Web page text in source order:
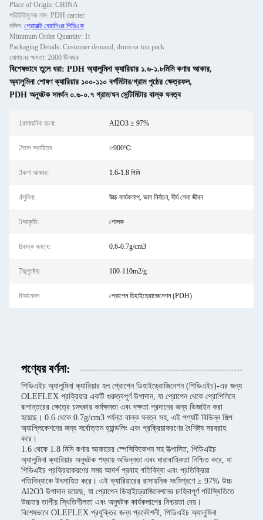
Place of Origin: CHINA
পরিচিতিমুলক নাম: PDH carrier
দলিল: প্রোডাক্ট ব্রোশিওর পিডিএফ
Minimum Order Quantity: 1t
Packaging Details: Customer demand, drum or ton pack
যোগানের ক্ষমতা: 2000 টি/বছর
বিশেষভাবে তুলে ধরা: PDH অ্যালুমিনা ক্যারিয়ার ১.৬-১.৮মিমি কণার আকার,
অ্যালুমিনা শোষণ ক্যারিয়ার ১০০-১১০ বর্গমিটার/গ্রাম পৃষ্ঠের ক্ষেত্রফল,
PDH অনুঘটক সমর্থন ০.৬-০.৭ গ্রাম/ঘন সেন্টিমিটার বাল্ক ঘনত্ব
1রাসায়নিক রচনা: Al2O3 ≥ 97%
2তাপ স্থায়িত্ব: ≥900℃
3কণা আকার: 1.6-1.8 মিমি
4সুবিধা: উচ্চ কার্যকলাপ, ভাল নির্বাচন, দীর্ঘ সেবা জীবন
5আকৃতি: গোলক
6বাল্ক ঘনত্ব: 0.6-0.7g/cm3
7ভূপৃষ্ঠের: 100-110m2/g
8আবেদন: প্রোপেন ডিহাইড্রোজেনেশন (PDH)
পণ্যের বর্ণনা:
পিডিএইচ অ্যালুমিনা ক্যারিয়ার হল প্রোপেন ডিহাইড্রোজিনেশন (পিডিএইচ)-এর জন্য
OLEFLEX প্রক্রিয়ার একটি গুরুত্বপূর্ণ উপাদান, যা প্রোপেন থেকে প্রোপিলিনে
রূপান্তরের ক্ষেত্রে চমৎকার কর্মক্ষমতা এবং দক্ষতা প্রদানের জন্য ডিজাইন করা
হয়েছে। 0.6 থেকে 0.7g/cm3 পর্যন্ত বাল্ক ঘনত্ব সহ, এই পণ্যটি বিভিন্ন শিল্প
অ্যাপ্লিকেশনের জন্য সর্বোত্তম হ্যান্ডলিং এবং প্রক্রিয়াকরণের বৈশিষ্ট্য সরবরাহ
করে।
1.6 থেকে 1.8 মিমি কণার আকারের স্পেসিফিকেশন সহ উত্পাদিত, পিডিএইচ
অ্যালুমিনা ক্যারিয়ার অনুঘটক শয্যায় অভিন্নতা এবং ধারাবাহিকতা নিশ্চিত করে, যা
পিডিএইচ প্রক্রিয়াকরণের সময় আদর্শ প্রবাহ গতিবিদ্যা এবং প্রতিক্রিয়া
গতিবিদ্যাকে উৎসাহিত করে। এই ক্যারিয়ারের রাসায়নিক সংমিশ্রণে ≥ 97% উচ্চ
Al2O3 উপাদান রয়েছে, যা প্রোপেন ডিহাইড্রোজিনেশনের চাহিদাপূর্ণ পরিস্থিতিতে
উচ্চতর তাপীয় স্থিতিশীলতা এবং অনুঘটক কার্যকলাপের নিশ্চয়তা দেয়।
বিশেষভাবে OLEFLEX প্রযুক্তির জন্য প্রকৌশলী, পিডিএইচ অ্যালুমিনা